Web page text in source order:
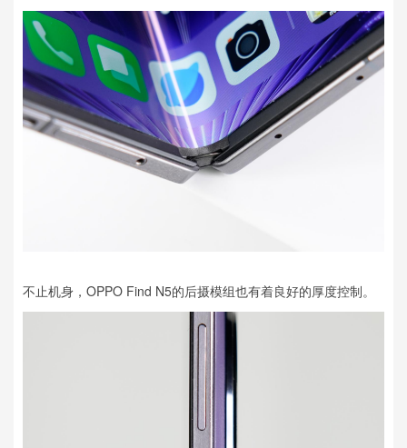
不止机身，OPPO Find N5的后摄模组也有着良好的厚度控制。